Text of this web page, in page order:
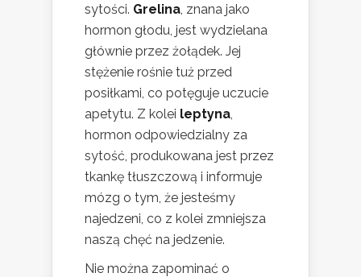
sytości. Grelina , znana jako
hormon głodu, jest wydzielana
głównie przez żołądek. Jej
stężenie rośnie tuż przed
posiłkami, co potęguje uczucie
apetytu. Z kolei leptyna
hormon odpowiedzialny za
sytość, produkowana jest przez
tkankę tłuszczową i informuje
mózg o tym, że jesteśmy
najedzeni, co z kolei zmniejsza
naszą chęć na jedzenie.
Nie można zapominać o